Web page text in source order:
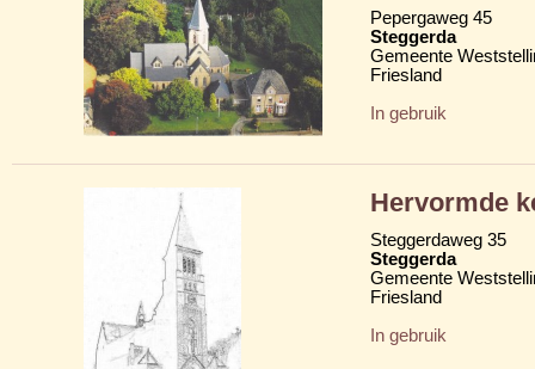
Pepergaweg 45
Steggerda
Gemeente
Friesland
In gebruik
Hervormde
Steggerdaweg 35
Steggerda
Gemeente
Friesland
In gebruik